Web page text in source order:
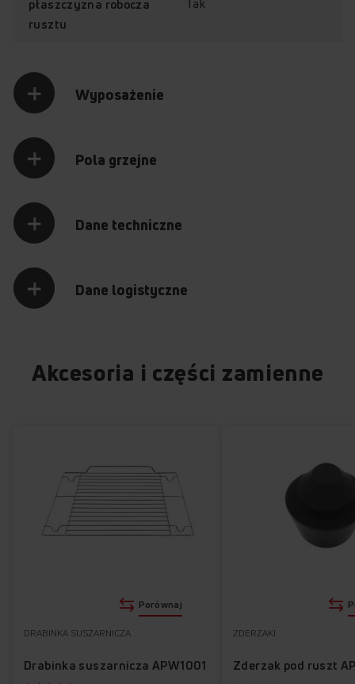
płaszczyzna robocza
rusztu
Tak
Wyposażenie
Pola grzejne
Dane techniczne
Dane logistyczne
Akcesoria i części zamienne
DRABINKA SUSZARNICZA
Drabinka suszarnicza APW1001
Porównaj
ZDERZAKI
Zderzak pod ruszt